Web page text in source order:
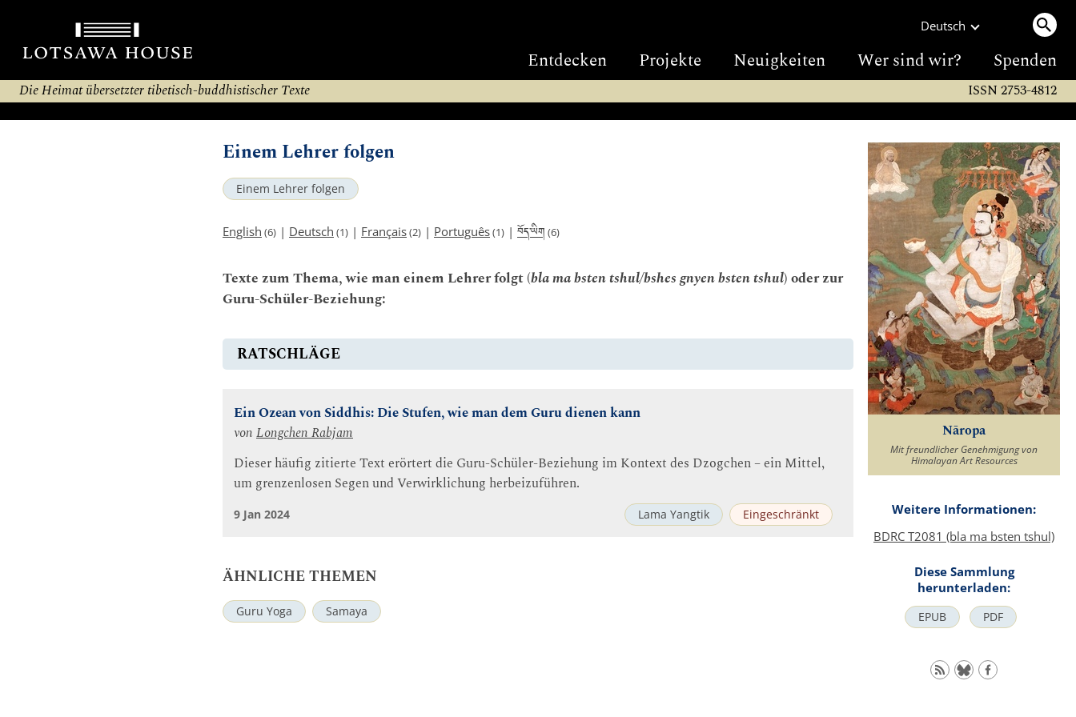
Deutsch
Entdecken Projekte Neuigkeiten Wer sind wir? Spenden
Die Heimat übersetzter tibetisch-buddhistischer Texte ISSN 2753-4812
Einem Lehrer folgen
Einem Lehrer folgen
English (6) | Deutsch (1) | Français(2) | Português(1) | བོད་ཡིག (6)
Texte zum Thema, wie man einem Lehrer folgt (bla ma bsten tshul/bshes gnyen bsten tshul) oder zur
Guru-Schüler-Beziehung:
RATSCHLÄGE
Ein Ozean von Siddhis: Die Stufen, wie man dem Guru dienen kann
von Longchen Rabjam
Dieser häufig zitierte Text erörtert die Guru-Schüler-Beziehung im Kontext des Dzogchen – ein Mittel,
um grenzenlosen Segen und Verwirklichung herbeizuführen.
Lama Yangtik Eingeschränkt
9 Jan 2024
ÄHNLICHE THEMEN
Guru Yoga Samaya
Nāropa
Mit freundlicher Genehmigung von
Himalayan Art Resources
Weitere Informationen:
BDRC T2081 (bla ma bsten tshul)
Diese Sammlung
herunterladen:
EPUB PDF